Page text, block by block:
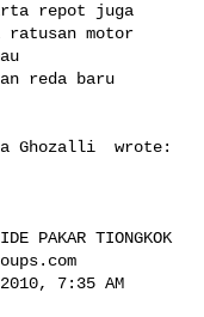
repot juga
ratusan motor
reda baru
Ghozalli  wrote:
TIONGKOK
7:35 AM